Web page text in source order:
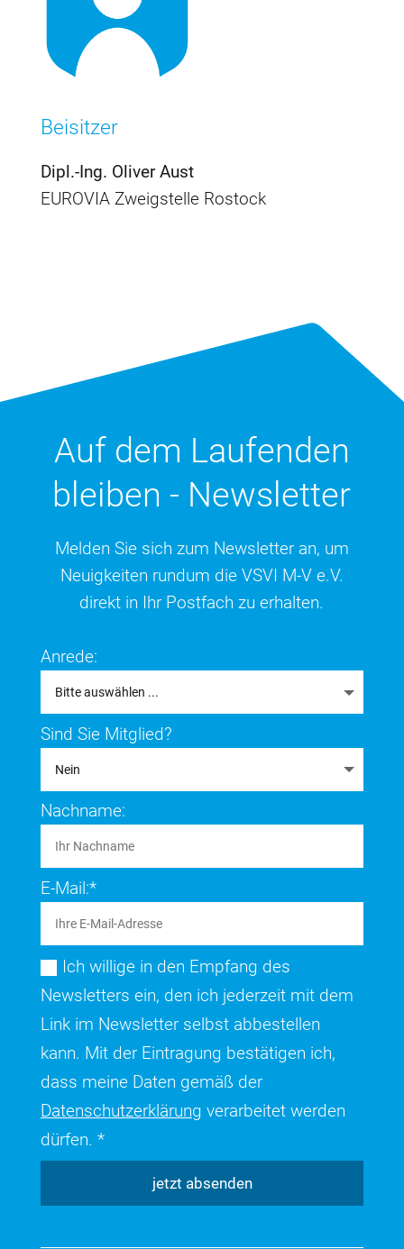
Beisitzer
Dipl.-Ing. Oliver Aust
EUROVIA Zweigstelle Rostock
Auf dem Laufenden
bleiben - Newsletter
Melden Sie sich zum Newsletter an, um
Neuigkeiten rundum die VSVI M-V e.V.
direkt in Ihr Postfach zu erhalten.
Anrede:
Sind Sie Mitglied?
Nachname:
E-Mail:*
Ich willige in den Empfang des
Newsletters ein, den ich jederzeit mit dem
Link im Newsletter selbst abbestellen
kann. Mit der Eintragung bestätigen ich,
dass meine Daten gemäß der
Datenschutzerklärung verarbeitet werden
dürfen. *
jetzt absenden